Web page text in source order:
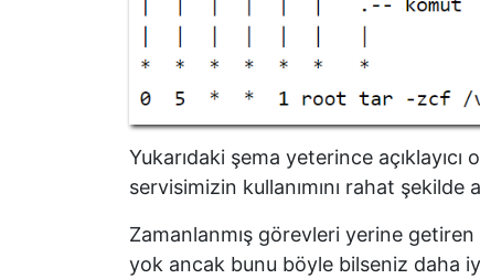
Yukarıdaki şema yeterince
servisimizin kullanımını rahat şekilde
Zamanlanmış görevleri yerine getiren
yok ancak bunu böyle bilseniz daha